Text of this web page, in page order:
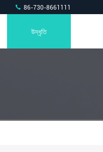
86-730-8661111
উদ্ধৃতি